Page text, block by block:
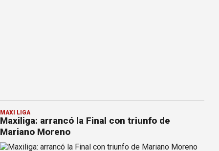
MAXI LIGA
Maxiliga: arrancó la Final con triunfo de
Mariano Moreno